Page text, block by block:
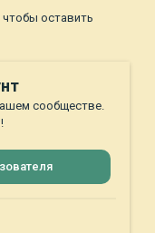
оставить
сообществе.